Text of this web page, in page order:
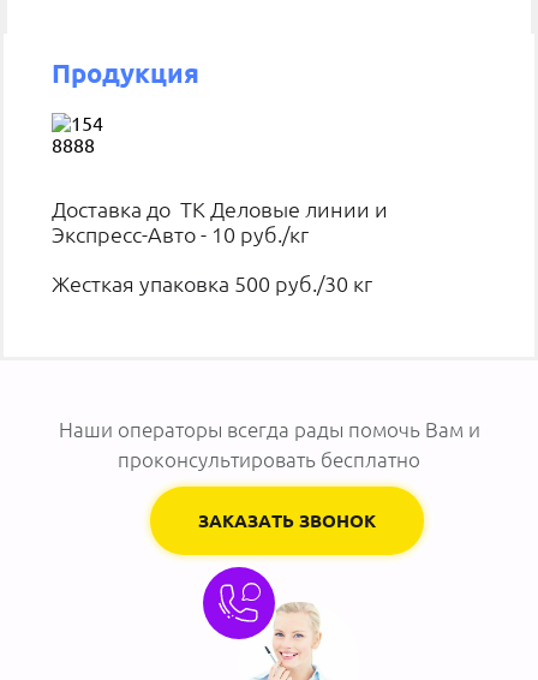
Продукция
Доставка до ТК Деловые линии и
Экспресс-Авто - 10 руб./кг
Жесткая упаковка 500 руб./30 кг
Наши операторы всегда рады помочь Вам и
проконсультировать бесплатно
ЗАКАЗАТЬ ЗВОНОК